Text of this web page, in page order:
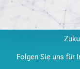
Folgen Sie uns für